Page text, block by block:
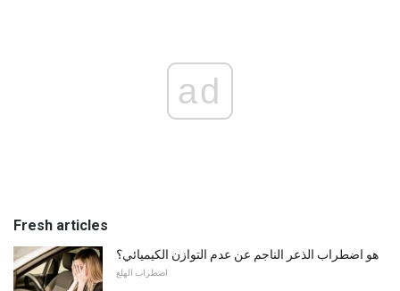
ad
Fresh articles
هو اضطراب الذعر الناجم عن عدم التوازن الكيميائي؟
اضطراب الهلع